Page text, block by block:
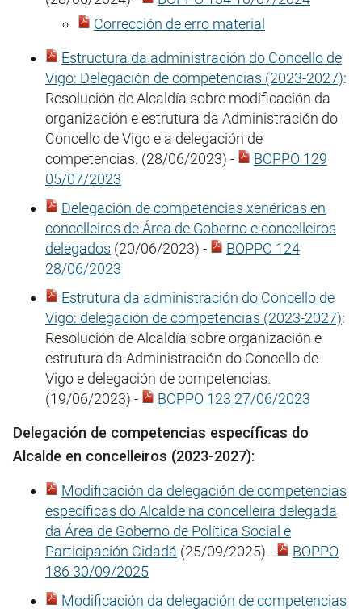
Corrección de erro material
Estructura da administración do Concello de
Vigo: Delegación de competencias (2023-2027):
Resolución de Alcaldía sobre modificación da
organización e estrutura da Administración do
Concello de Vigo e a delegación de
competencias. (28/06/2023) -
BOPPO 129
05/07/2023
Delegación de competencias xenéricas en
concelleiros de Área de Goberno e concelleiros
delegados (20/06/2023) -
BOPPO 124
28/06/2023
Estrutura da administración do Concello de
Vigo: delegación de competencias (2023-2027):
Resolución de Alcaldía sobre organización e
estrutura da Administración do Concello de
Vigo e delegación de competencias.
(19/06/2023) -
BOPPO 123 27/06/2023
Delegación de competencias específicas do
Alcalde en concelleiros (2023-2027):
Modificación da delegación de competencias
específicas do Alcalde na concelleira delegada
da Área de Goberno de Política Social e
Participación Cidadá (25/09/2025) -
BOPPO
186 30/09/2025
Modificación da delegación de competencias